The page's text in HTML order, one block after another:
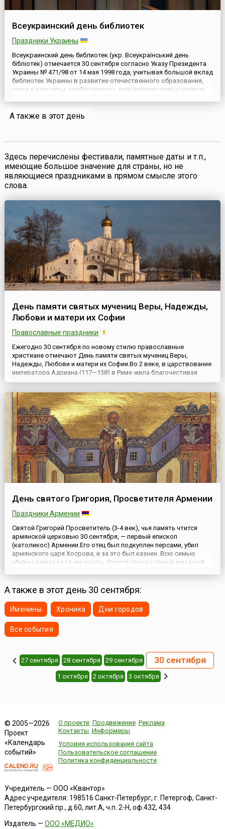
Всеукраинский день библиотек
Праздники Украины
Всеукраинский день библиотек (укр. Всеукраїнський день
бібліотек) отмечается 30 сентября согласно Указу Президента
Украины № 471/98 от 14 мая 1998 года, учитывая большой вклад
библиотек Украины в развитие отечественного образования,
науки и культуры, необходимость дальнейшего повышение их
библиотечной общественности.Первые библиотеки в Киевской
Ру...
А также в этот день
Здесь перечислены фестивали, памятные даты и т.п.,
имеющие большое значение для страны, но не
являющиеся праздниками в прямом смысле этого
слова.
День памяти святых мучениц Веры, Надежды,
Любови и матери их Софии
Православные праздники
Ежегодно 30 сентября по новому стилю православные
христиане отмечают День памяти святых мучениц Веры,
Надежды, Любови и матери их Софии.Во 2 веке, в царствование
императора Адриана (117—138) в Риме жила благочестивая
вдова София (София значит премудрость). У нее были три
христианских добродетелей. Будучи глубоко верующей
христианкой, ...
День святого Григория, Просветителя Армении
Праздники Армении
Святой Григорий Просветитель (3-4 век), чья память чтится
армянской церковью 30 сентября, — первый епископ
(католикос) Армении.Его отец был подкуплен персами, убил
армянского царя Хосрова, и за это был казнен. Всю семью
убийцы ожидала та же участь. Спасся только самый младший,
где то...
А также в этот день 30 сентября:
Именины Хроника Дни городов
Все события
27 сентября 28 сентября 29 сентября 30 сентября
1 октября 2 октября 3 октября
© 2005—2026
Проект
«Календарь
событий»
О проекте Продвижение Реклама
Контакты Информеры
Условия использования сайта
Пользовательское соглашение
Политика конфиденциальности
Учредитель — ООО «Квантор»
Адрес учредителя: 198516 Санкт-Петербург, г. Петергоф, Санкт-
Петербургский пр., д.60, лит.А, ч.п. 2-Н, оф.432, 434
Издатель — ООО «МЕДИО»